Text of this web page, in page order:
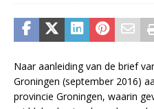
Naar aanleiding van de brief
Groningen (september 2016)
provincie Groningen, waarin